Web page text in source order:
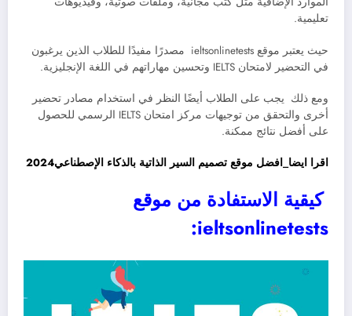
تعليمية.
حيث يعتبر موقع ieltsonlinetests مصدرًا مفيدًا للطلاب الذين يرغبون
في التحضير لامتحان IELTS وتحسين مهاراتهم في اللغة الإنجليزية.
ومع ذلك يجب على الطلاب أيضًا النظر في استخدام مصادر تحضير
أخرى والتحقق من توجيهات مركز امتحان IELTS الرسمي للحصول
على أفضل نتائج ممكنة.
اقرا ايضا_افضل موقع تصميم السير الذاتية بالذكاء الإصطناعي2024
كيقية الاستفادة من موقع
ieltsonlinetests: